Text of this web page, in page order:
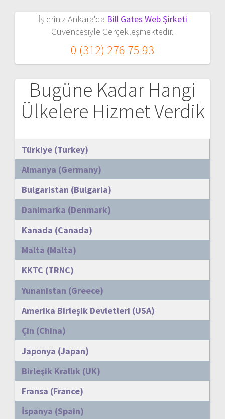
İşleriniz Ankara'da Bill Gates Web Şirketi
Güvencesiyle Gerçekleşmektedir.
0 (312) 276 75 93
Bugüne Kadar Hangi
Ülkelere Hizmet Verdik
Türkiye (Turkey)
Almanya (Germany)
Bulgaristan (Bulgaria)
Danimarka (Denmark)
Kanada (Canada)
Malta (Malta)
KKTC (TRNC)
Yunanistan (Greece)
Amerika Birleşik Devletleri (USA)
Çin (China)
Japonya (Japan)
Birleşik Krallık (UK)
Fransa (France)
İspanya (Spain)